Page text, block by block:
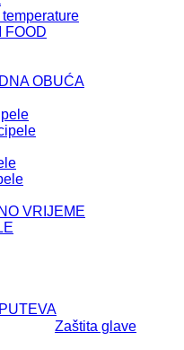
FOOD
OBUĆA
VRIJEME
Zaštita glave